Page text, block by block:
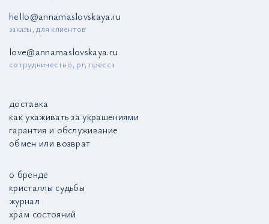
hello@annamaslovskaya.ru
заказы, для клиентов
love@annamaslovskaya.ru
сотрудничество, pr, пресса
доставка
как ухаживать за украшениями
гарантия и обслуживание
обмен или возврат
о бренде
кристаллы судьбы
журнал
храм состояний